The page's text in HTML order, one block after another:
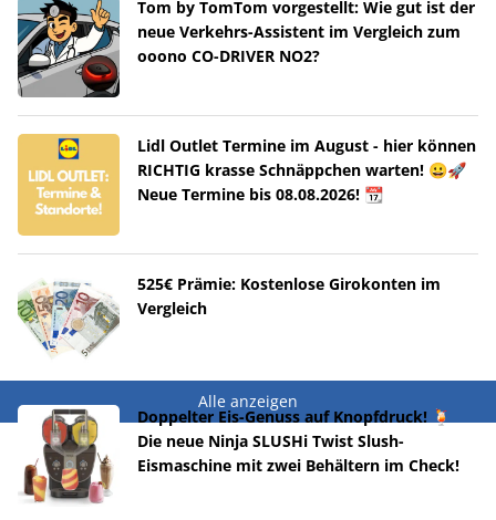
Tom by TomTom vorgestellt: Wie gut ist der
neue Verkehrs-Assistent im Vergleich zum
ooono CO-DRIVER NO2?
Lidl Outlet Termine im August - hier können
RICHTIG krasse Schnäppchen warten! 😀🚀
Neue Termine bis 08.08.2026! 📆
525€ Prämie: Kostenlose Girokonten im
Vergleich
Alle anzeigen
Doppelter Eis-Genuss auf Knopfdruck! 🍹
Die neue Ninja SLUSHi Twist Slush-
Eismaschine mit zwei Behältern im Check!